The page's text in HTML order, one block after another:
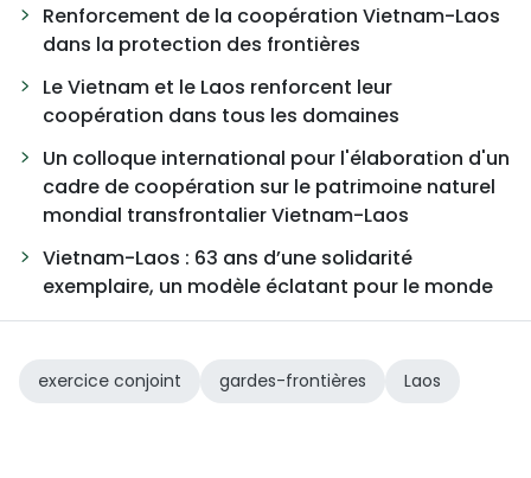
Renforcement de la coopération Vietnam-Laos
dans la protection des frontières
Le Vietnam et le Laos renforcent leur
coopération dans tous les domaines
Un colloque international pour l'élaboration d'un
cadre de coopération sur le patrimoine naturel
mondial transfrontalier Vietnam-Laos
Vietnam-Laos : 63 ans d’une solidarité
exemplaire, un modèle éclatant pour le monde
exercice conjoint gardes-frontières Laos